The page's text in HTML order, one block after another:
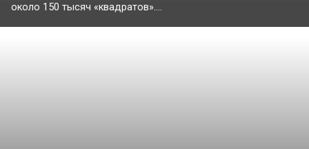
около 150 тысяч «квадратов»....